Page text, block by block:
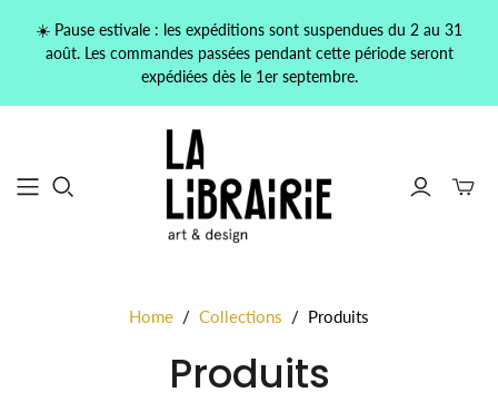
☀️ Pause estivale : les expéditions sont suspendues du 2 au 31
août. Les commandes passées pendant cette période seront
expédiées dès le 1er septembre.
Home / Collections / Produits
Produits